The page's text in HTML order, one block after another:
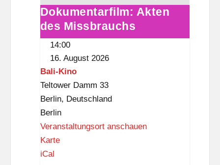
r
f
T
h
i
n
g
s
Dokumentarfilm:
Akten
des
Dokumentarfilm: Akten
des Missbrauchs
14:00
16. August 2026
Bali-Kino
Teltower Damm 33
Berlin, Deutschland
Berlin
Veranstaltungsort anschauen
KarteB
iCal